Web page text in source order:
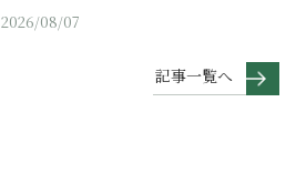
2026/08/07
記事一覧へ